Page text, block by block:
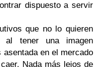
dispuesto a servir
que no lo quieren
tener una imagen
en el mercado
Nada más lejos de